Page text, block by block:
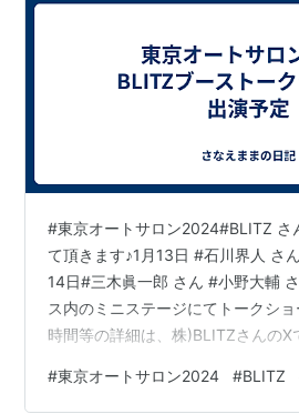
#東京オートサロン2024#BLITZ さ
て頂きます♪1月13日 #石川界人 さ
14日#三木眞一郎 さん #小野大輔
ス内のミニステージにてトークシ
時間等の詳細は、株)BLITZさんのX
督 (@Sunma47) 2024年1月7日 東
#東京オートサロン2024 #BLITZ